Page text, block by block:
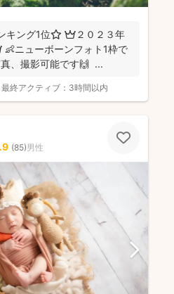
キング1位⭐️ 👑２０２３年
ニューボーンフォト1枠で
、撮影可能です🙌 ...
最終アクティブ： 3時間以内
(85)男性